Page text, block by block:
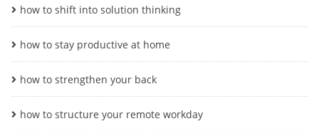
how to shift into solution thinking
how to stay productive at home
how to strengthen your back
how to structure your remote workday